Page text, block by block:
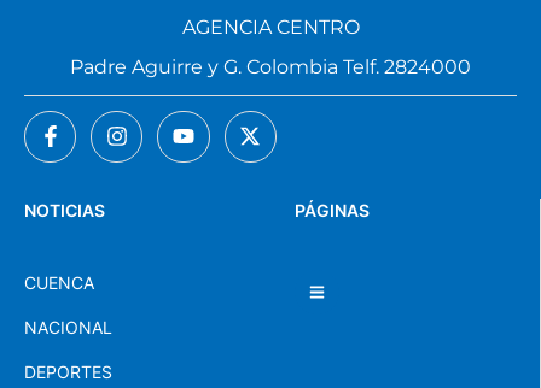
PÁGINAS
NOTICIAS
CUENCA
NACIONAL
DEPORTES
AGENCIA CENTRO
Padre Aguirre y G. Colombia Telf. 2824000